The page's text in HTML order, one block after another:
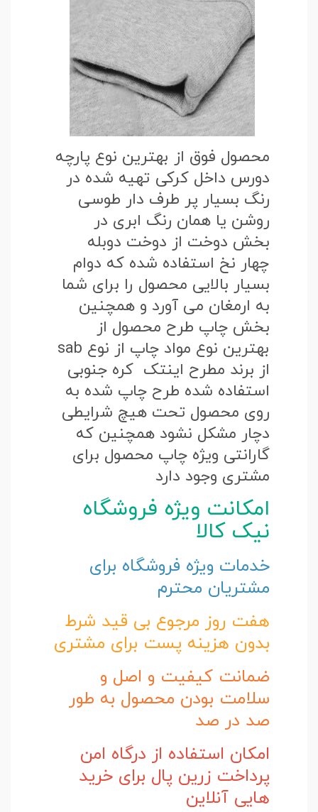
محصول فوق از بهترین نوع پارچه
دورس داخل کرکی تهیه شده در
رنگ بسیار پر طرف دار طوسی
روشن یا همان رنگ ابری در
بخش دوخت از دوخت دوبله
چهار نخ استفاده شده که دوام
بسیار بالایی محصول را برای شما
به ارمغان می آورد و همچنین
بخش چاپ طرح محصول از
بهترین نوع مواد چاپ از نوع sab
از برند مطرح اینتک کره جنوبی
استفاده شده طرح چاپ شده به
روی محصول تحت هیچ شرایطی
دچار مشکل نشود همچنین که
گارانتی ویژه چاپ محصول برای
مشتری وجود دارد
امکانت ویژه فروشگاه
نیک کالا
خدمات ویژه فروشگاه برای
مشتریان محترم
هفت روز مرجوع بی قید شرط
بدون هزینه پست برای مشتری
ضمانت کیفیت و اصل و
سلامت بودن محصول به طور
صد در صد
امکان استفاده از درگاه امن
پرداخت زرین پال برای خرید
هایی آنلاین